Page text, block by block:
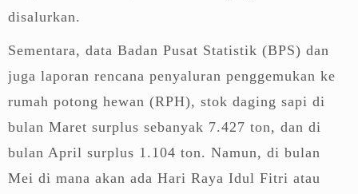
disalurkan.
Sementara, data Badan Pusat Statistik (BPS) dan
juga laporan rencana penyaluran penggemukan ke
rumah potong hewan (RPH), stok daging sapi di
bulan Maret surplus sebanyak 7.427 ton, dan di
bulan April surplus 1.104 ton. Namun, di bulan
Mei di mana akan ada Hari Raya Idul Fitri atau